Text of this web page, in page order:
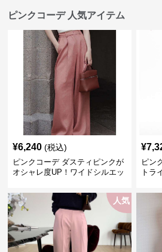
ピンクコーデ 人気アイテム
¥6,240 (税込)
ピンクコーデ ダスティピンクが
オシャレ度UP！ワイドシルエッ
¥
ピン
トラ
人気